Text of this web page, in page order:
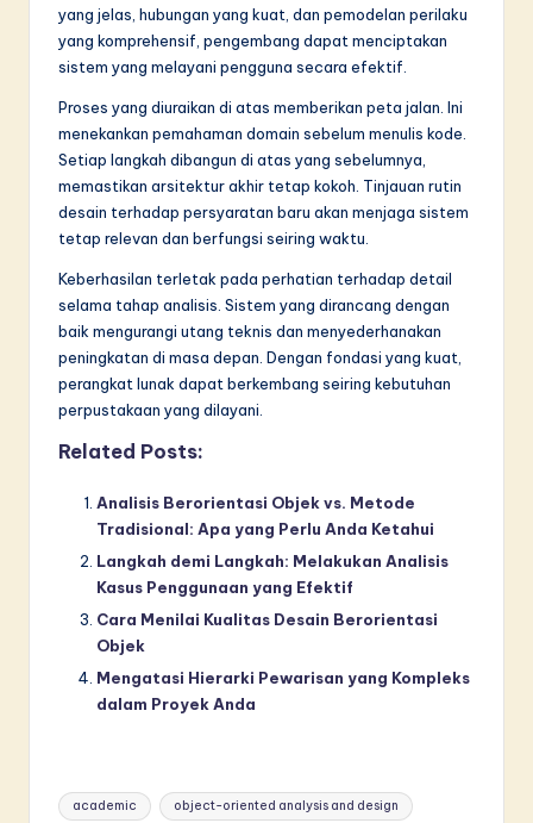
yang jelas, hubungan yang kuat, dan pemodelan perilaku
yang komprehensif, pengembang dapat menciptakan
sistem yang melayani pengguna secara efektif.
Proses yang diuraikan di atas memberikan peta jalan. Ini
menekankan pemahaman domain sebelum menulis kode.
Setiap langkah dibangun di atas yang sebelumnya,
memastikan arsitektur akhir tetap kokoh. Tinjauan rutin
desain terhadap persyaratan baru akan menjaga sistem
tetap relevan dan berfungsi seiring waktu.
Keberhasilan terletak pada perhatian terhadap detail
selama tahap analisis. Sistem yang dirancang dengan
baik mengurangi utang teknis dan menyederhanakan
peningkatan di masa depan. Dengan fondasi yang kuat,
perangkat lunak dapat berkembang seiring kebutuhan
perpustakaan yang dilayani.
Related Posts:
Analisis Berorientasi Objek vs. Metode
Tradisional: Apa yang Perlu Anda Ketahui
Langkah demi Langkah: Melakukan Analisis
Kasus Penggunaan yang Efektif
Cara Menilai Kualitas Desain Berorientasi
Objek
Mengatasi Hierarki Pewarisan yang Kompleks
dalam Proyek Anda
Tags:
academic object-oriented analysis and design